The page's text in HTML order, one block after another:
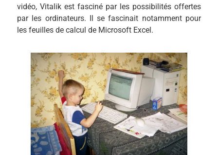
vidéo, Vitalik est fasciné par les possibilités offertes
par les ordinateurs. Il se fascinait notamment pour
les feuilles de calcul de Microsoft Excel.